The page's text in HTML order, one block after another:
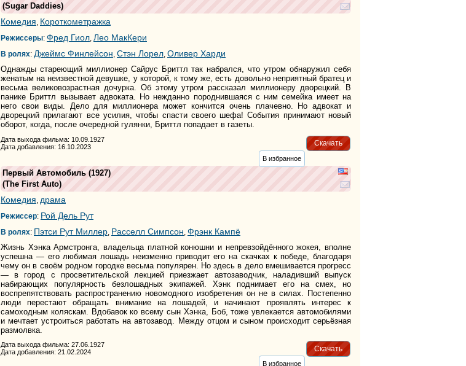
(Sugar Daddies)
Комедия, Короткометражка
Режиссеры: Фред Гиол, Лео МакКери
В ролях: Джеймс Финлейсон, Стэн Лорел, Оливер Харди
Однажды стареющий миллионер Сайрус Бриттл так набрался, что утром обнаружил себя
женатым на неизвестной девушке, у которой, к тому же, есть довольно неприятный братец и
весьма великовозрастная дочурка. Об этому утром рассказал миллионеру дворецкий. В
панике Бриттл вызывает адвоката. Но нежданно породнившаяся с ним семейка имеет на
него свои виды. Дело для миллионера может кончится очень плачевно. Но адвокат и
дворецкий прилагают все усилия, чтобы спасти своего шефа! События принимают новый
оборот, когда, после очередной гулянки, Бриттл попадает в газеты.
Скачать
Дата выхода фильма: 10.09.1927
Дата добавления: 16.10.2023
В избранное
Первый Автомобиль (1927)
(The First Auto)
Комедия драма
Режиссер: Рой Дель Рут
В ролях: Пэтси Рут Миллер Расселл Симпсон Фрэнк Кампё
Жизнь Хэнка Армстронга, владельца платной конюшни и непревзойдённого жокея, вполне
успешна — его любимая лошадь неизменно приводит его на скачках к победе, благодаря
чему он в своём родном городке весьма популярен. Но здесь в дело вмешивается прогресс
— в город с просветительской лекцией приезжает автозаводчик, наладивший выпуск
набирающих популярность безлошадных экипажей. Хэнк поднимает его на смех, но
воспрепятствовать распространению новомодного изобретения он не в силах. Постепенно
люди перестают обращать внимание на лошадей, и начинают проявлять интерес к
самоходным коляскам. Вдобавок ко всему сын Хэнка, Боб, тоже увлекается автомобилями
и мечтает устроиться работать на автозавод. Между отцом и сыном происходит серьёзная
размолвка.
Скачать
Дата выхода фильма: 27.06.1927
Дата добавления: 21.02.2024
В избранное